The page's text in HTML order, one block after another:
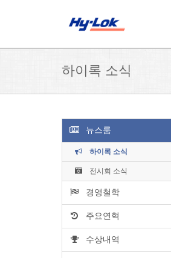
하이록 소식
뉴스룸
하이록 소식
전시회 소식
경영철학
주요연혁
수상내역